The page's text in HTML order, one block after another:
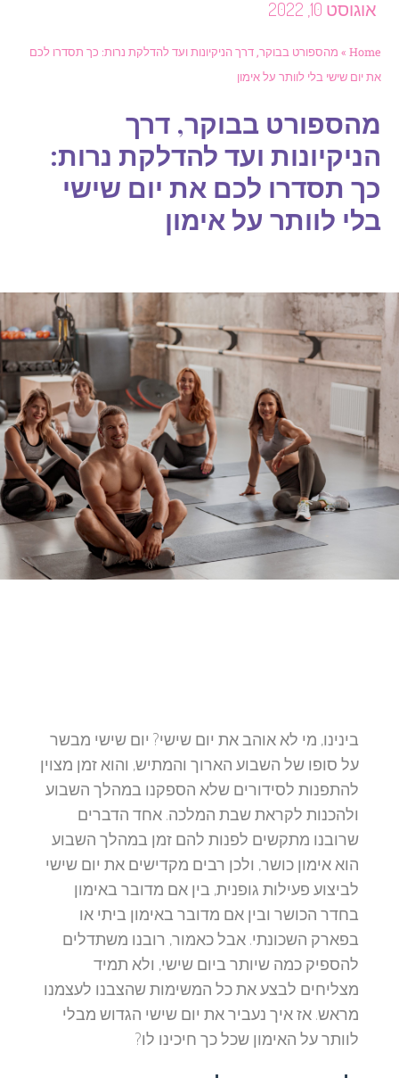
10, 2022
»מהספורט בבוקר, דרך הניקיונות ועד להדלקת נרות: כך תסדרו לכם
יום שישי בלי לוותר על אימון
בבוקר, דרך
ועד להדלקת נרות:
תסדרו לכם את יום שישי
לוותר על אימון
בינינו, מי לא אוהב את יום שישי? יום שישי מבשר
על סופו של השבוע הארוך והמתיש, והוא זמן מצוין
להתפנות לסידורים שלא הספקנו במהלך השבוע
ולהכנות לקראת שבת המלכה. אחד הדברים
שרובנו מתקשים לפנות להם זמן במהלך השבוע
הוא אימון כושר, ולכן רבים מקדישים את יום שישי
לביצוע פעילות גופנית, בין אם מדובר באימון
בחדר הכושר ובין אם מדובר באימון ביתי או
בפארק השכונתי. אבל כאמור, רובנו משתדלים
להספיק כמה שיותר ביום שישי, ולא תמיד
מצליחים לבצע את כל המשימות שהצבנו לעצמנו
מראש. אז איך נעביר את יום שישי הגדוש מבלי
לוותר על האימון שכל כך חיכינו לו?